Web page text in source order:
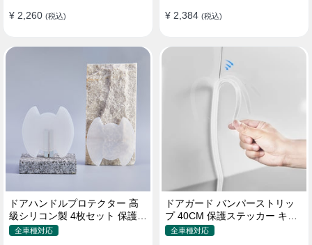
¥ 2,260 (税込) ¥ 2,384 (税込)
ドアハンドルプロテクター 高
級シリコン製 4枚セット 保護フ
ィルム キズ防止 全車種
全車種対応
ドアガード バンパーストリッ
プ 40CM 保護ステッカー キズ
防止 プロテクターシール
全車種対応